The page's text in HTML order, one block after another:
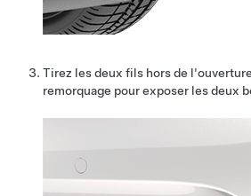
Tirez les deux fils hors de
remorquage pour exposer les deux